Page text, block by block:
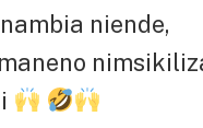
niende,